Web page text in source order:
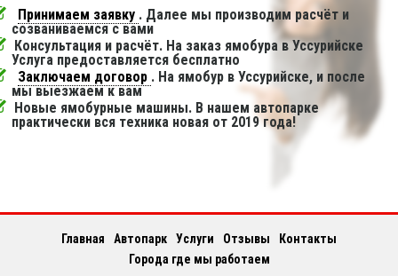
Принимаем заявку . Далее мы производим расчёт и
созваниваемся с вами
Консультация и расчёт. На заказ ямобура в Уссурийске
Услуга предоставляется бесплатно
Заключаем договор . На ямобур в Уссурийске, и после
мы выезжаем к вам
Новые ямобурные машины. В нашем автопарке
практически вся техника новая от 2019 года!
Главная Автопарк Услуги Отзывы
Контакты
Города где мы работаем